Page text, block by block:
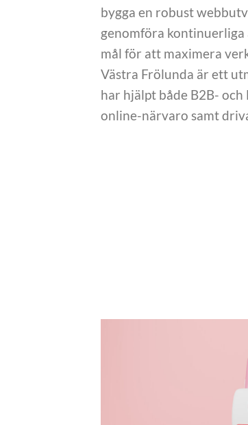
bygga en robust
genomföra
mål för att maximera
Västra Frölunda är ett
har hjälpt både B2B-
online-närvaro samt